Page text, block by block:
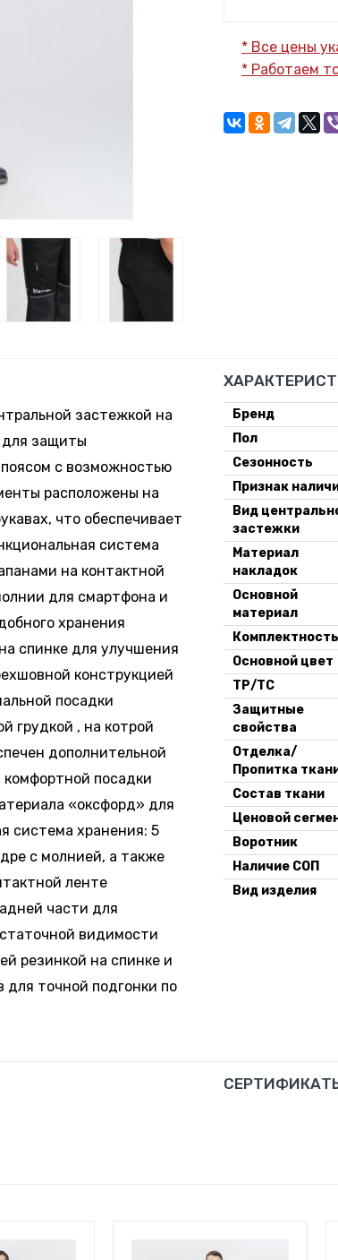
* Все цены
* Работаем
застежкой на
защиты
с возможностью
расположены на
что обеспечивает
система
на контактной
для смартфона и
хранения
спинке для улучшения
конструкцией
посадки
грудкой , на котрой
дополнительной
посадки
«оксфорд» для
система хранения: 5
с молнией, а также
ленте
части для
видимости
резинкой на спинке и
для точной подгонки по
Бренд
Пол
Сезонность
Признак
Вид
застежки
Материал
накладок
Основной
материал
Комплектность
Основной цвет
ТР/ТС
Защитные
свойства
Отделка/
Пропитка
Состав ткани
Ценовой
Воротник
Наличие СОП
Вид изделия